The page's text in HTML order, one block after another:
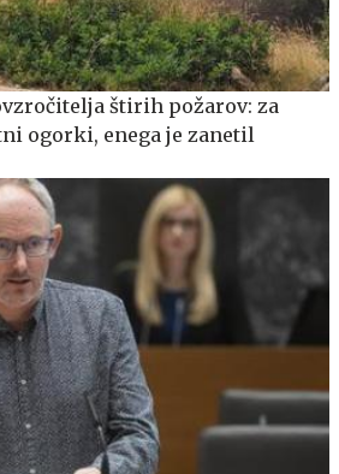
štirih požarov: za
ogorki, enega je zanetil